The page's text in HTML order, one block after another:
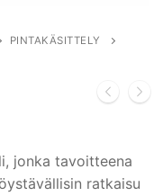
PINTAKÄSITTELY
jonka tavoitteena
ratkaisu